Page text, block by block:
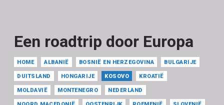
Een roadtrip door Europa
HOME ALBANIË BOSNIË EN HERZEGOVINA BULGARIJE
DUITSLAND HONGARIJE KOSOVO KROATIË
MOLDAVIË MONTENEGRO NEDERLAND